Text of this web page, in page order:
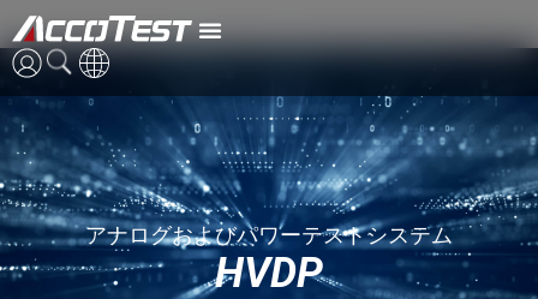
英語
中国語
日本語
HVDP
アナログおよびパワーテストシステム
HVDP